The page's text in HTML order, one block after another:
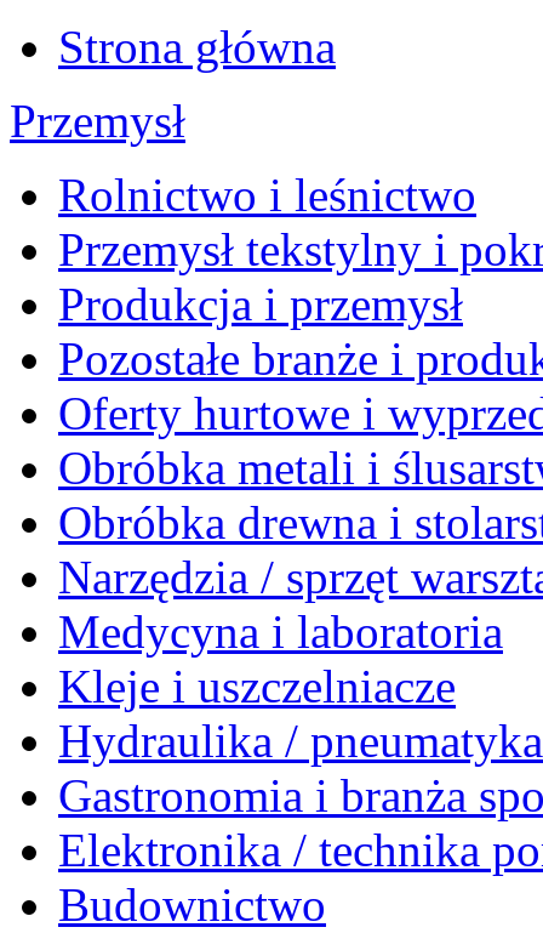
Strona główna
Przemysł
Rolnictwo i leśnictwo
Przemysł tekstylny i
Produkcja i przemysł
Pozostałe branże i
Oferty hurtowe i
Obróbka metali i
Obróbka drewna i
Narzędzia / sprzęt
Medycyna i laboratoria
Kleje i uszczelniacze
Hydraulika /
Gastronomia i branża
Elektronika / technika
Budownictwo